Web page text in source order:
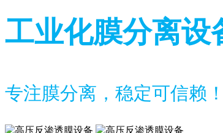
工业化膜分离设
专注膜分离，稳定可信赖！